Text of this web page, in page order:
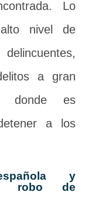
Lo
nivel de
a gran
donde es
a los
y
robo de